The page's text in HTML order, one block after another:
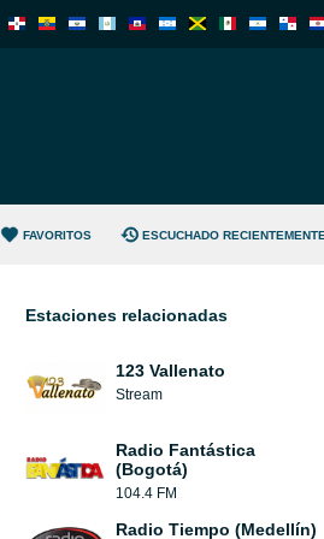
FAVORITOS ESCUCHADO RECIENTEMENTE
Estaciones relacionadas
123 Vallenato
Stream
Radio Fantástica
(Bogotá)
104.4 FM
Radio Tiempo (Medellín)